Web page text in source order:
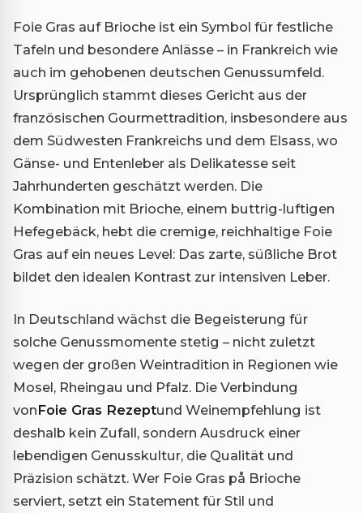
Foie Gras auf Brioche ist ein Symbol für festliche
Tafeln und besondere Anlässe – in Frankreich wie
auch im gehobenen deutschen Genussumfeld.
Ursprünglich stammt dieses Gericht aus der
französischen Gourmettradition, insbesondere aus
dem Südwesten Frankreichs und dem Elsass, wo
Gänse- und Entenleber als Delikatesse seit
Jahrhunderten geschätzt werden. Die
Kombination mit Brioche, einem buttrig-luftigen
Hefegebäck, hebt die cremige, reichhaltige Foie
Gras auf ein neues Level: Das zarte, süßliche Brot
bildet den idealen Kontrast zur intensiven Leber.
In Deutschland wächst die Begeisterung für
solche Genussmomente stetig – nicht zuletzt
wegen der großen Weintradition in Regionen wie
Mosel, Rheingau und Pfalz. Die Verbindung
vonFoie Gras Rezeptund Weinempfehlung ist
deshalb kein Zufall, sondern Ausdruck einer
lebendigen Genusskultur, die Qualität und
Präzision schätzt. Wer Foie Gras på Brioche
serviert, setzt ein Statement für Stil und